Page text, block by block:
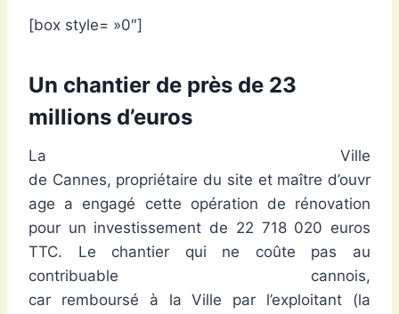
[box style= »0″]
Un chantier de près de 23
millions d’euros
La Ville
de Cannes, propriétaire du site et maître d’ouvr
age a engagé cette opération de rénovation
pour un investissement de 22 718 020 euros
TTC. Le chantier qui ne coûte pas au
contribuable cannois,
car remboursé à la Ville par l’exploitant (la